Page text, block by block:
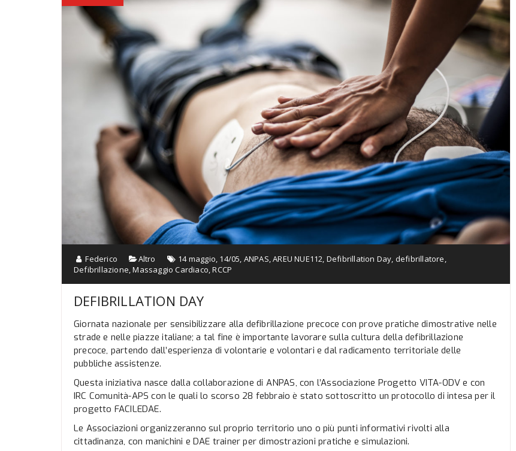
Federico Altro 14 maggio, 14/05, ANPAS,AREU NUE112, Defibrillation Day, defibrillatore,
Defibrillazione,Massaggio Cardiaco,RCCP
DEFIBRILLATION DAY
Giornata nazionale per sensibilizzare alla defibrillazione precoce con prove pratiche dimostrative nelle
strade e nelle piazze italiane; a tal fine è importante lavorare sulla cultura della defibrillazione
precoce, partendo dall’esperienza di volontarie e volontari e dal radicamento territoriale delle
pubbliche assistenze.
Questa iniziativa nasce dalla collaborazione di ANPAS, con l’Associazione Progetto VITA-ODV e con
IRC Comunità-APS con le quali lo scorso 28 febbraio è stato sottoscritto un protocollo di intesa per il
progetto FACILEDAE.
Le Associazioni organizzeranno sul proprio territorio uno o più punti informativi rivolti alla
cittadinanza, con manichini e DAE trainer per dimostrazioni pratiche e simulazioni.